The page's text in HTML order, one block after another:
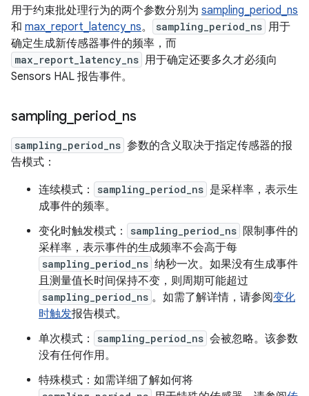
用于约束批处理行为的两个参数分别为 sampling_period_ns
和 max_report_latency_ns。 sampling_period_ns 用于
确定生成新传感器事件的频率，而
max_report_latency_ns 用于确定还要多久才必须向
Sensors HAL 报告事件。
sampling period_ ns
sampling_period_ns 参数的含义取决于指定传感器的报
告模式：
连续模式：
sampling_period_ns 是采样率，表示生
成事件的频率。
变化时触发模式：
sampling_period_ns 限制事件的
采样率，表示事件的生成频率不会高于每
sampling_period_ns 纳秒一次。如果没有生成事件
且测量值长时间保持不变，则周期可能超过
sampling_period_ns 。如需了解详情，请参阅变化
时触发报告模式。
单次模式：
sampling_period_ns 会被忽略。该参数
没有任何作用。
特殊模式：如需详细了解如何将